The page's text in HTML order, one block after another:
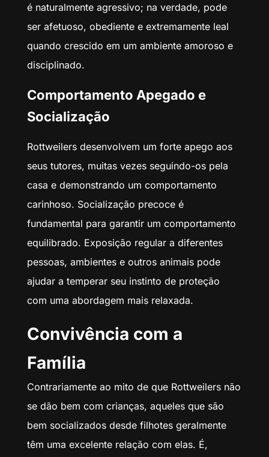
é naturalmente agressivo; na verdade, pode
ser afetuoso, obediente e extremamente leal
quando crescido em um ambiente amoroso e
disciplinado.
Comportamento Apegado e
Socialização
Rottweilers desenvolvem um forte apego aos
seus tutores, muitas vezes seguindo-os pela
casa e demonstrando um comportamento
carinhoso. Socialização precoce é
fundamental para garantir um comportamento
equilibrado. Exposição regular a diferentes
pessoas, ambientes e outros animais pode
ajudar a temperar seu instinto de proteção
com uma abordagem mais relaxada.
Convivência com a
Família
Contrariamente ao mito de que Rottweilers não
se dão bem com crianças, aqueles que são
bem socializados desde filhotes geralmente
têm uma excelente relação com elas. É,